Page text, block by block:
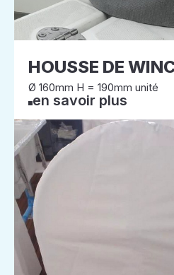
HOUSSE DE
Ø 160mm H = 190mm unité
en savoir plus